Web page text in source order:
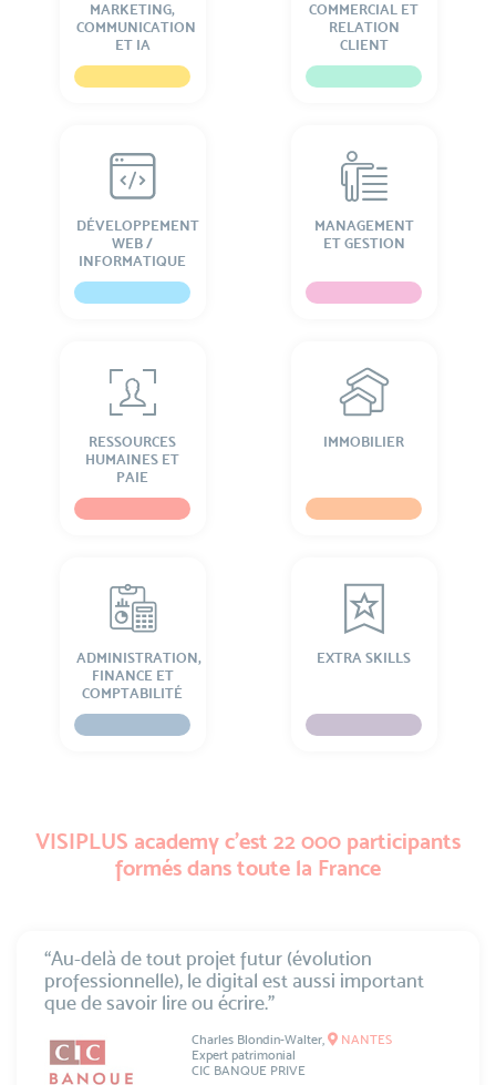
MARKETING,
COMMUNICATION
ET IA
COMMERCIAL ET
RELATION
CLIENT
DÉVELOPPEMENT
WEB /
INFORMATIQUE
MANAGEMENT
ET GESTION
RESSOURCES
HUMAINES ET
PAIE
IMMOBILIER
ADMINISTRATION,
FINANCE ET
COMPTABILITÉ
EXTRA SKILLS
VISIPLUS academy c’est 22 000 participants
formés dans toute la France
“Au-delà de tout projet futur (évolution
professionnelle), le digital est aussi important
que de savoir lire ou écrire.”
Charles Blondin-Walter,
NANTES
Expert patrimonial
CIC BANQUE PRIVE